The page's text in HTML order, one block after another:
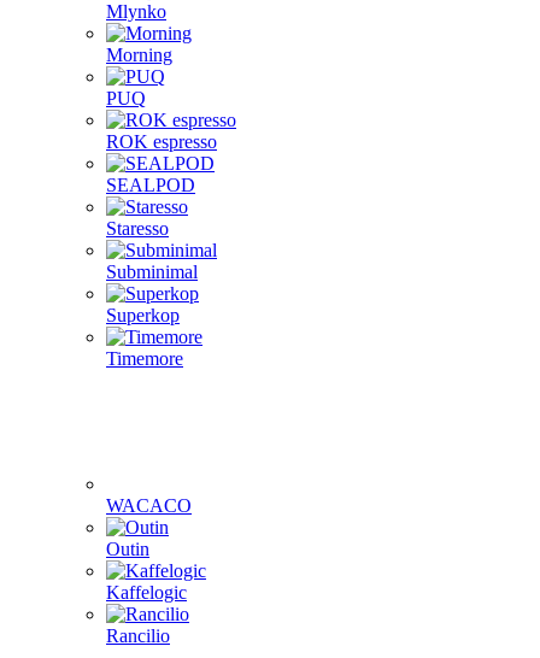
Mlynko
Morning
PUQ
ROK espresso
SEALPOD
Staresso
Subminimal
Superkop
Timemore
WACACO
Outin
Kaffelogic
Rancilio